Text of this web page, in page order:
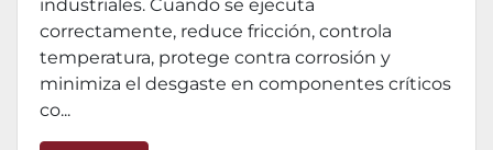
industriales. Cuando se ejecuta
correctamente, reduce fricción, controla
temperatura, protege contra corrosión y
minimiza el desgaste en componentes críticos
co...